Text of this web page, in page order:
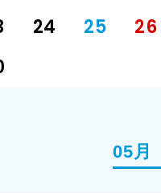
24 25
26
05月